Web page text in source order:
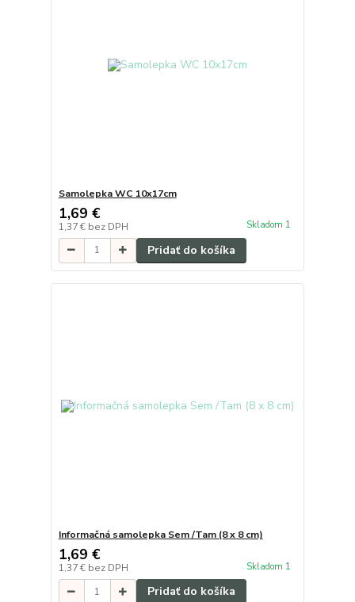
Samolepka WC 10x17cm
1,69 €
1,37 € bez DPH Skladom 1
Pridať do košíka
Informačná samolepka Sem /Tam (8 x 8 cm)
1,69 €
1,37 € bez DPH Skladom 1
Pridať do košíka